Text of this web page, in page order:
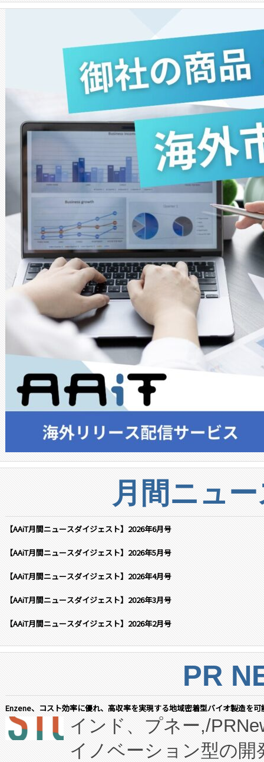
月間ニュ
【AAiT月間ニュースダイジェスト】2026年6月号
【AAiT月間ニュースダイジェスト】2026年5月号
【AAiT月間ニュースダイジェスト】2026年4月号
【AAiT月間ニュースダイジェスト】2026年3月号
【AAiT月間ニュースダイジェスト】2026年2月号
PR
Enzene、コスト効率に優れ、高収率を実現する地域密着型バイオ製造を
インド、プネー,/
イノベーション型の